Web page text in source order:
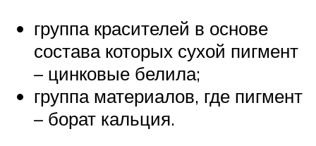
группа красителей в основе
состава которых сухой пигмент
– цинковые белила;
группа материалов, где пигмент
– борат кальция.